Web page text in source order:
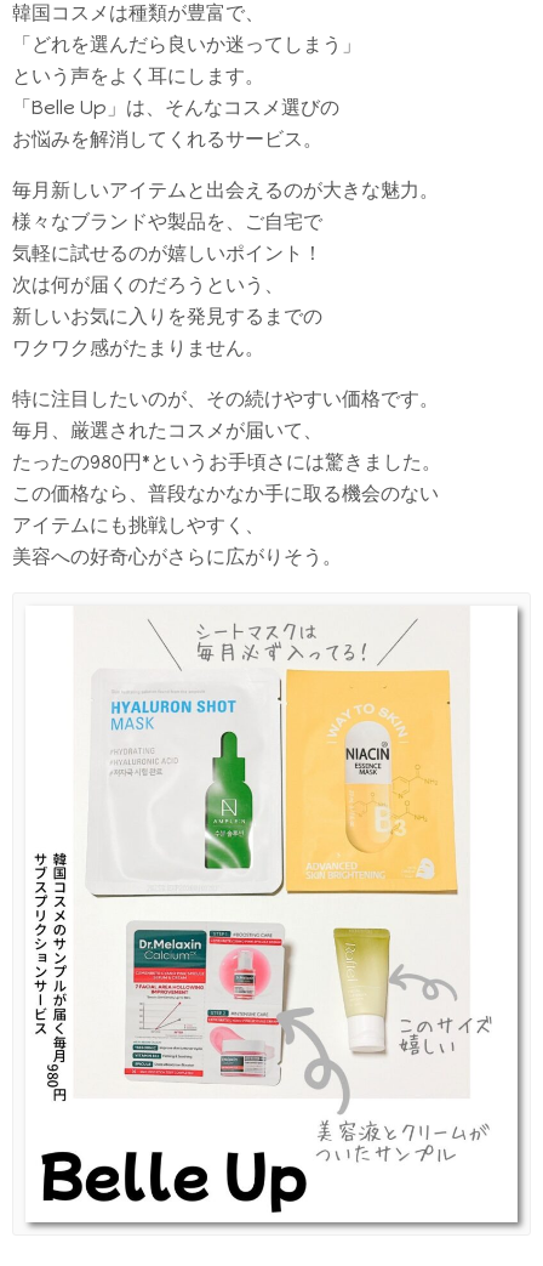
韓国コスメは種類が豊富で、
「どれを選んだら良いか迷ってしまう」
という声をよく耳にします。
「Belle Up」は、そんなコスメ選びの
お悩みを解消してくれるサービス。
毎月新しいアイテムと出会えるのが大きな魅力。
様々なブランドや製品を、ご自宅で
気軽に試せるのが嬉しいポイント！
次は何が届くのだろうという、
新しいお気に入りを発見するまでの
ワクワク感がたまりません。
特に注目したいのが、その続けやすい価格です。
毎月、厳選されたコスメが届いて、
たったの980円*というお手頃さには驚きました。
この価格なら、普段なかなか手に取る機会のない
アイテムにも挑戦しやすく、
美容への好奇心がさらに広がりそう。